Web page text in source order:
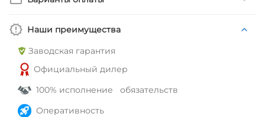
Наши преимущества
Заводская гарантия
Официальный дилер
100% исполнение обязательств
Оперативность